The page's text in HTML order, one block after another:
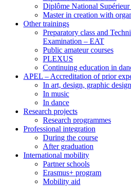
Diplôme National Supérieur
Master in creation with
Other trainings
Preparatory class and
Examination – EAT
Public amateur courses
PLEXUS
Continuing education in
APEL – Accreditation of prior
In art, design, graphic design
In music
In dance
Research projects
Research programmes
Professional integration
During the course
After graduation
International mobility
Partner schools
Erasmus+ program
Mobility aid